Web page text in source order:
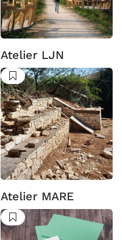
Atelier LJN
Suivre
Atelier MARE
Suivre